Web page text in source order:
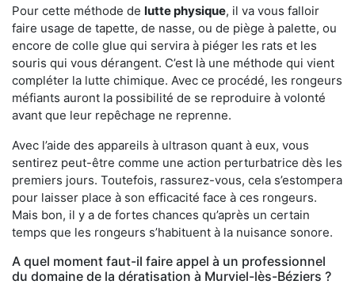
Pour cette méthode de lutte physique, il va vous falloir
faire usage de tapette, de nasse, ou de piège à palette, ou
encore de colle glue qui servira à piéger les rats et les
souris qui vous dérangent. C’est là une méthode qui vient
compléter la lutte chimique. Avec ce procédé, les rongeurs
méfiants auront la possibilité de se reproduire à volonté
avant que leur repêchage ne reprenne.
Avec l’aide des appareils à ultrason quant à eux, vous
sentirez peut-être comme une action perturbatrice dès les
premiers jours. Toutefois, rassurez-vous, cela s’estompera
pour laisser place à son efficacité face à ces rongeurs.
Mais bon, il y a de fortes chances qu’après un certain
temps que les rongeurs s’habituent à la nuisance sonore.
A quel moment faut-il faire appel à un professionnel
du domaine de la dératisation à Murviel-lès-Béziers ?